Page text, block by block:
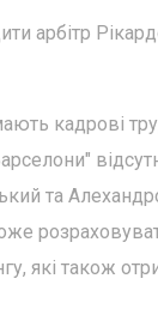
арбітр
кадрові
та
які також